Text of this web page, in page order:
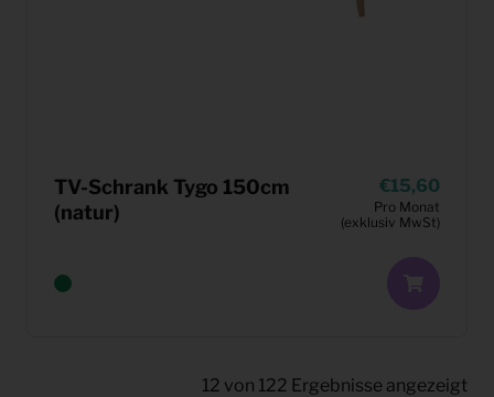
TV-Schrank Tygo 150cm
(natur)
15,60
Pro Monat
(exklusiv MwSt)
12 von 122 Ergebnisse angezeigt